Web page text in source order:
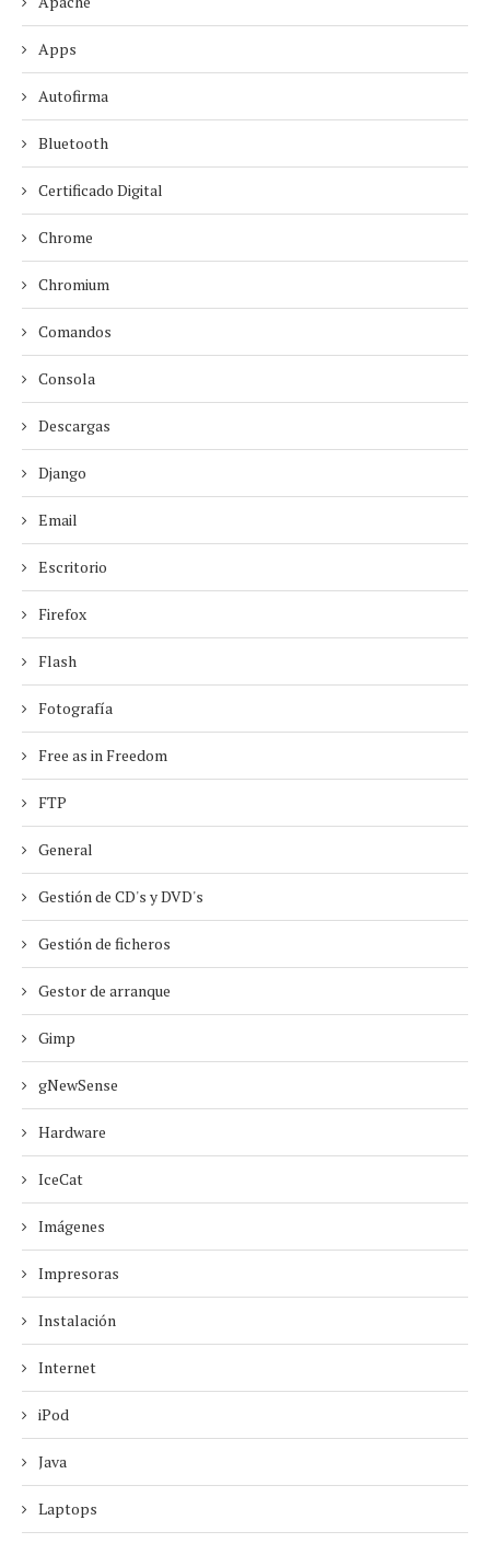
Apps
Autofirma
Bluetooth
Certificado Digital
Chrome
Chromium
Comandos
Consola
Descargas
Django
Email
Escritorio
Firefox
Flash
Fotografía
Free as in Freedom
FTP
General
Gestión de CD's y DVD's
Gestión de ficheros
Gestor de arranque
Gimp
gNewSense
Hardware
IceCat
Imágenes
Impresoras
Instalación
Internet
iPod
Java
Laptops